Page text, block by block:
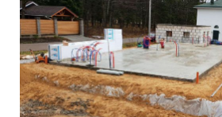
УШП
на
склоне,
в
холодное